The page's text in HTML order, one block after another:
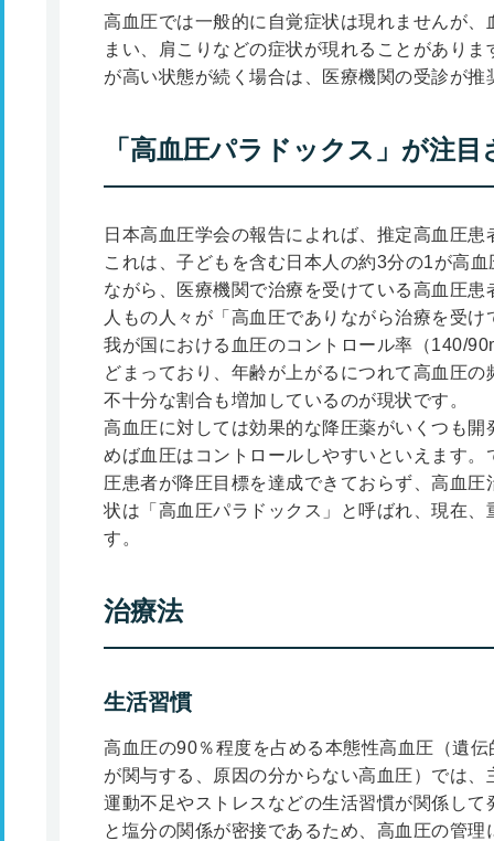
高血圧では一般的に自覚症状は現れませんが
まい、肩こりなどの症状が現れることがあり
が高い状態が続く場合は、医療機関の受診が推
「高血圧パラドックス」が注
日本高血圧学会の報告によれば、推定高血圧
これは、子どもを含む日本人の約3分の1が高
ながら、医療機関で治療を受けている高血圧
人もの人々が「高血圧でありながら治療を受
我が国における血圧のコントロール率（140/
どまっており、年齢が上がるにつれて高血圧
不十分な割合も増加しているのが現状です。
高血圧に対しては効果的な降圧薬がいくつも
めば血圧はコントロールしやすいといえます
圧患者が降圧目標を達成できておらず、高血
状は「高血圧パラドックス」と呼ばれ、現在
す。
治療法
生活習慣
高血圧の90％程度を占める本態性高血圧（遺
が関与する、原因の分からない高血圧）では
運動不足やストレスなどの生活習慣が関係し
と塩分の関係が密接であるため、高血圧の管